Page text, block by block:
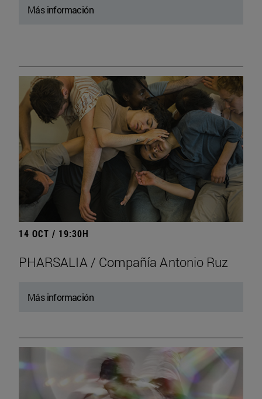
Más información
14 OCT / 19:30H
PHARSALIA / Compañía Antonio Ruz
Más información